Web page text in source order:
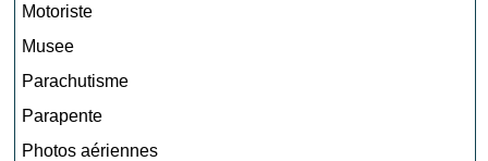
Motoriste
Musee
Parachutisme
Parapente
Photos aériennes